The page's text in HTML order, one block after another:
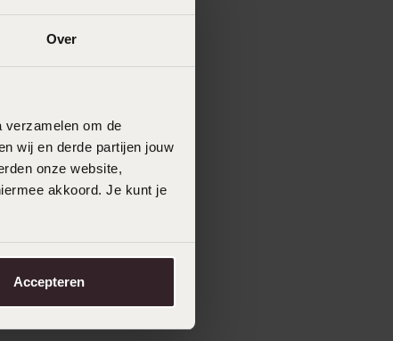
Over
verzamelen om de
wij en derde partijen jouw
onze website,
akkoord. Je kunt je
Accepteren